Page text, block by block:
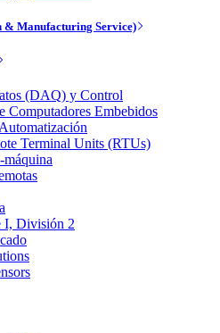
& Manufacturing Service)
(DAQ) y Control
Computadores Embebidos
Terminal Units (RTUs)
máquina
I, División 2